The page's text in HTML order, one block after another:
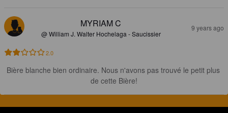
MYRIAM C
@ William J. Walter Hochelaga - Saucissier
9 years ago
2.0
Bière blanche bien ordinaire. Nous n'avons pas trouvé le petit plus
de cette Bière!